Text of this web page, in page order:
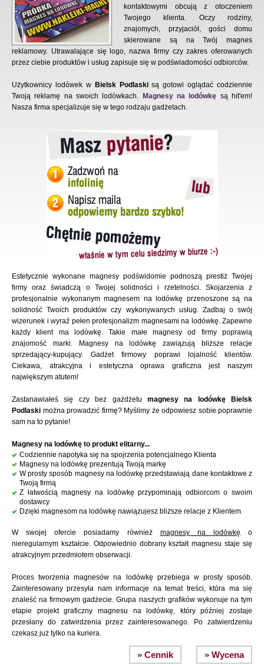
kontaktowymi obcują z otoczeniem
Twojego klienta. Oczy rodziny,
znajomych, przyjaciół, gości domu
skierowane są na Twój magnes
reklamowy. Utrawalające się logo, nazwa firmy czy zakres oferowanych
przez ciebie produktów i usług zapisuje się w podświadomości odbiorców.
Użytkownicy lodówek w Bielsk Podlaskisą gotowi oglądać codziennie
Twoją reklamę na swoich lodówkach. Magnesy na lodówkę są hit'em!
Nasza firma specjalizuje się w tego rodzaju gadżetach.
Estetycznie wykonane magnesy podświdomie podnoszą prestiż Twojej
firmy oraz świadczą o Twojej solidności i rzetelności. Skojarzenia z
profesjonalnie wykonanym magnesem na lodówkę przenoszone są na
solidność Twoich produktów czy wykonywanych usług. Zadbaj o swój
wizerunek i wyraź pełen profesjonalizm magnesami na lodówkę. Zapewne
każdy klient ma lodówkę. Takie małe magnesy od firmy poprawią
znajomość marki. Magnesy na lodówkę zawiązują bliższe relacje
sprzedający-kupujący. Gadżet firmowy poprawi lojalność klientów.
Ciekawa, atrakcyjna i estetyczna oprawa graficzna jest naszym
największym atutem!
Zastanawiałeś się czy bez gażdżetu magnesy na lodówkę Bielsk
Podlaski można prowadzić firmę? Myślimy że odpowiesz sobie poprawnie
sam na to pytanie!
Magnesy na lodówkę to produkt elitarny...
Codziennie napotyka się na spojrzenia potencjalnego Klienta
Magnesy na lodówkę prezentują Twoją markę
W prosty sposób magnesy na lodówkę przedstawiają dane kontaktowe z
Twoją firmą
Z łatwością magnesy na lodówkę przypominają odbiorcom o swoim
dostawcy
Dzięki magnesom na lodówkę nawiązujesz bliższe relacje z Klientem
W swojej ofercie posiadamy również magnesy na lodówkę o
nieregularnym kształcie. Odpowiednio dobrany kształt magnesu staje się
atrakcyjnym przedmiotem obserwacji.
Proces tworzenia magnesów na lodówkę przebiega w prosty sposób.
Zainteresowany przesyła nam informacje na temat treści, która ma się
znaleść na firmowym gadżecie. Grupa naszych grafików wykonuje na tym
etapie projekt graficzny magnesu na lodówkę, który później zostaje
przesłany do zatwirdzenia przez zainteresowanego. Po zatwierdzeniu
czekasz już tylko na kuriera.
» Wycena
» Cennik